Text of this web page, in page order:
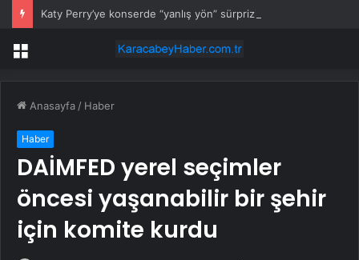
Katy Perry’ye konserde “yanlış yön” sürprizi
Menü
Anasayfa / Haber
Haber
DAİMFED yerel seçimler
öncesi yaşanabilir bir şehir
için komite kurdu